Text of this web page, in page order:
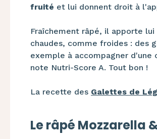
fruité et lui donnent droit à
Fraîchement râpé, il apporte
chaudes, comme froides : des
exemple à accompagner d'une
note Nutri-Score A. Tout bon !
La recette des Galettes de
Le râpé Mozzarella